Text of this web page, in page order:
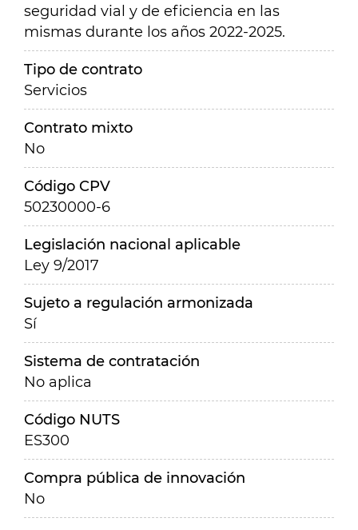
seguridad vial y de eficiencia en las
mismas durante los años 2022-2025.
Tipo de contrato
Servicios
Contrato mixto
No
Código CPV
50230000-6
Legislación nacional aplicable
Ley 9/2017
Sujeto a regulación armonizada
Sí
Sistema de contratación
No aplica
Código NUTS
ES300
Compra pública de innovación
No